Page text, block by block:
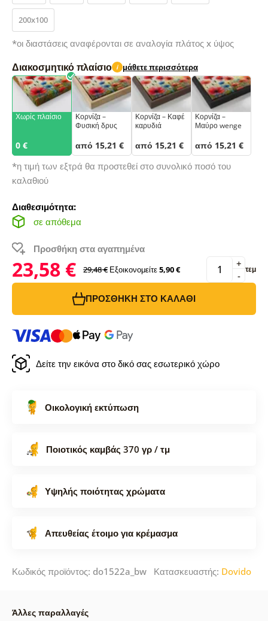
200x100
*οι διαστάσεις αναφέρονται σε αναλογία πλάτος x ύψος
Διακοσμητικό πλαίσιο i μάθετε περισσότερα
Χωρίς πλαίσιο
0 €
Κορνίζα –
Φυσική δρυς
από 15,21 €
Κορνίζα – Καφέ
καρυδιά
από 15,21 €
Κορνίζα –
Μαύρο wenge
από 15,21 €
*η τιμή των εξτρά θα προστεθεί στο συνολικό ποσό του
καλαθιού
Διαθεσιμότητα:
σε απόθεμα
Προσθήκη στα αγαπημένα
23,58 € 29,48 € Εξοικονομείτε5,90 € -
+ τεμ
ΠΡΟΣΘΉΚΗ ΣΤΟ ΚΑΛΆΘΙ
Δείτε την εικόνα στο δικό σας εσωτερικό χώρο
Οικολογική εκτύπωση
Ποιοτικός καμβάς 370 γρ / τμ
Υψηλής ποιότητας χρώματα
Απευθείας έτοιμο για κρέμασμα
Κωδικός προϊόντος: do1522a_bw Κατασκευαστής: Dovido
Άλλες παραλλαγές